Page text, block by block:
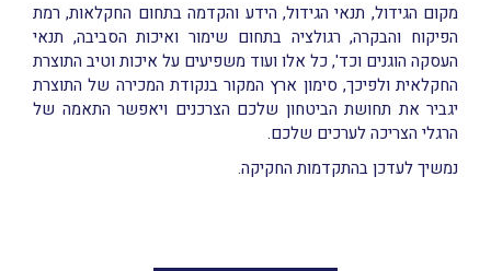
מקום הגידול, תנאי הגידול, הידע והקדמה בתחום החקלאות, רמת
הפיקוח והבקרה, רגולציה בתחום שימור ואיכות הסביבה, תנאי
העסקה הוגנים וכד', כל אלו ועוד משפיעים על איכות וטיב התוצרת
החקלאית ולפיכך, סימון ארץ המקור בנקודת המכירה של התוצרת
יגביר את תחושת הביטחון שלכם הצרכנים ויאפשר התאמה של
הרגלי הצריכה לערכים שלכם.
נמשיך לעדכן בהתקדמות החקיקה.